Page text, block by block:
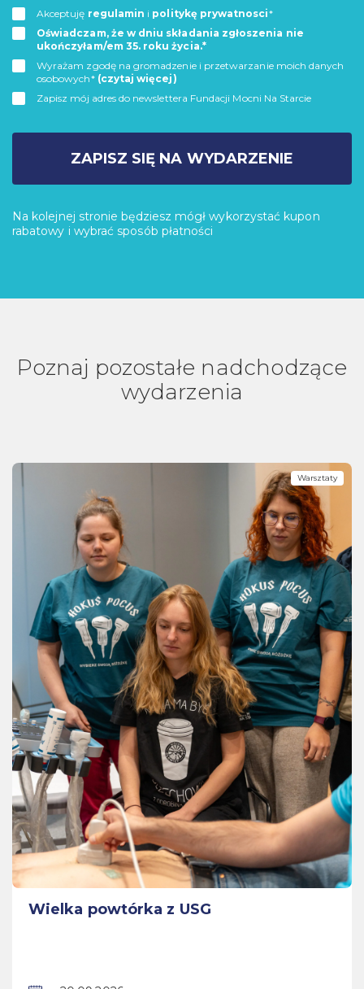
Akceptuję regulamin i politykę prywatnosci*
Oświadczam, że w dniu składania zgłoszenia nie
ukończyłam/em 35. roku życia.*
Wyrażam zgodę na gromadzenie i przetwarzanie moich danych
osobowych* (czytaj więcej)
Zapisz mój adres do newslettera Fundacji Mocni Na Starcie
ZAPISZ SIĘ NA WYDARZENIE
Na kolejnej stronie będziesz mógł wykorzystać kupon
rabatowy i wybrać sposób płatności
Poznaj pozostałe nadchodzące
wydarzenia
Warsztaty
Wielka powtórka z USG